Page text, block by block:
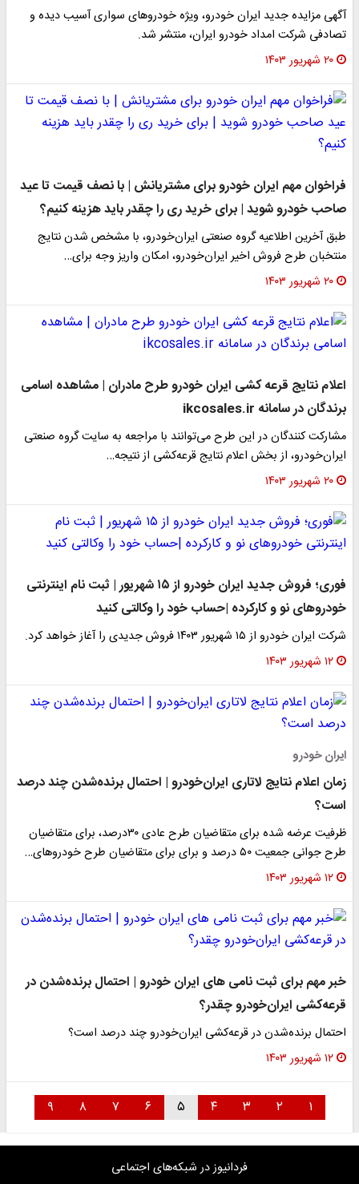
آگهی مزایده جدید ایران خودرو، ویژه خودروهای سواری آسیب دیده و
تصادفی شرکت امداد خودرو ایران، منتشر شد.
۲۰ شهریور ۱۴۰۳
فراخوان مهم ایران خودرو برای مشتریانش | با نصف قیمت تا عید
صاحب خودرو شوید | برای خرید ری را چقدر باید هزینه کنیم؟
طبق آخرین اطلاعیه گروه صنعتی ایران‌خودرو، با مشخص شدن نتایج
منتخبان طرح فروش اخیر ایران‌خودرو، امکان واریز وجه برای…
۲۰ شهریور ۱۴۰۳
اعلام نتایج قرعه کشی ایران خودرو طرح مادران | مشاهده اسامی
برندگان در سامانه ikcosales.ir
مشارکت کنندگان در این طرح می‌توانند با مراجعه به سایت گروه صنعتی
ایران‌خودرو، از بخش اعلام نتایج قرعه‌کشی از نتیجه…
۲۰ شهریور ۱۴۰۳
فوری؛ فروش جدید ایران خودرو از ۱۵ شهریور | ثبت نام اینترنتی
خودروهای نو و کارکرده |حساب خود را وکالتی کنید
شرکت ایران خودرو از ۱۵ شهریور ۱۴۰۳ فروش جدیدی را آغاز خواهد کرد.
۱۲ شهریور ۱۴۰۳
ایران خودرو
زمان اعلام نتایج لاتاری ایران‌خودرو | احتمال برنده‌شدن چند درصد
است؟
ظرفیت عرضه شده برای متقاضیان طرح عادی ۳۰درصد، برای متقاضیان
طرح جوانی جمعیت ۵۰ درصد و برای برای متقاضیان طرح خودروهای…
۱۲ شهریور ۱۴۰۳
خبر مهم برای ثبت نامی های ایران خودرو | احتمال برنده‌شدن در
قرعه‌کشی ایران‌خودرو چقدر؟
احتمال برنده‌شدن در قرعه‌کشی ایران‌خودرو چند درصد است؟
۱۲ شهریور ۱۴۰۳
۱ ۲ ۳ ۴ ۵ ۶ ۷ ۸ ۹
فردانیوز در شبکه‌های اجتماعی